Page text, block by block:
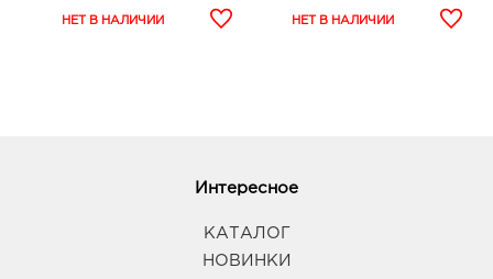
Интересное
КАТАЛОГ
НОВИНКИ